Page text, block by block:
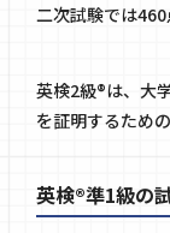
二次試験では460
英検2級®は、大
を証明するため
英検®準1級の